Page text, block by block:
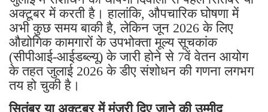
अक्टूबर में करती है। हालांकि, औपचारिक घोषणा में
अभी कुछ समय बाकी है, लेकिन जून 2026 के लिए
औद्योगिक कामगारों के उपभोक्ता मूल्य सूचकांक
(सीपीआई-आईडब्ल्यू) के जारी होने से 7वें वेतन आयोग
के तहत जुलाई 2026 के डीए संशोधन की गणना लगभग
तय हो चुकी है।
सितंबर या अक्टूबर में मंजूरी दिए जाने की उम्मीद